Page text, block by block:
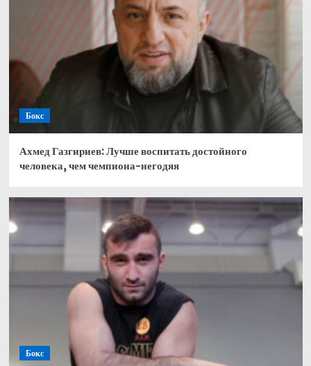
Бокс
Ахмед Газгириев: Лучше воспитать достойного
человека, чем чемпиона-негодяя
Бокс